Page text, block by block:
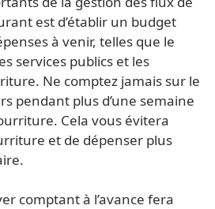
est d’établir un budget
à venir, telles que le
services publics et les
Ne comptez jamais sur le
pendant plus d’une semaine
Cela vous évitera
et de dépenser plus
comptant à l’avance fera